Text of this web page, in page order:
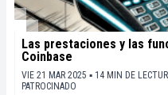
Las prestaciones y las
Coinbase
VIE 21 MAR 2025 ▪ 14 MIN DE
PATROCINADO